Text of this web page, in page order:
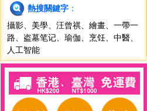
熱搜關鍵字 ：
攝影
美學 汪曾祺 繪畫
一帶一
路
盗墓笔记 瑜伽 烹饪 中醫
人工智能